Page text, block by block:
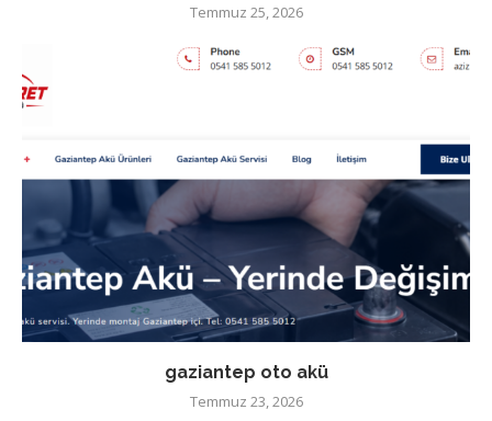
Temmuz 25, 2026
gaziantep oto akü
Temmuz 23, 2026